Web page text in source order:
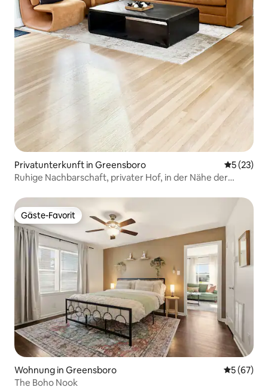
Privatunterkunft in Greensboro
5 (23)
Ruhige Nachbarschaft, privater Hof, in der Nähe der
Gäste-Favorit
Gäste-Favorit
Wohnung in Greensboro
5 (67)
The Boho Nook